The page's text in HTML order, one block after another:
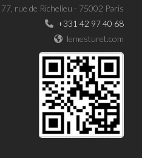
77, rue de Richelieu - 75002 Paris
+331 42 97 40 68
lemesturet.com